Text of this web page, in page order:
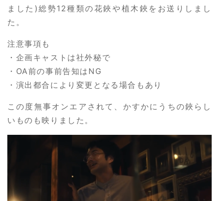
ました)総勢12種類の花鋏や植木鋏をお送りしまし
た。
注意事項も
・企画キャストは社外秘で
・OA前の事前告知はNG
・演出都合により変更となる場合もあり
この度無事オンエアされて、かすかにうちの鋏らし
いものも映りました。